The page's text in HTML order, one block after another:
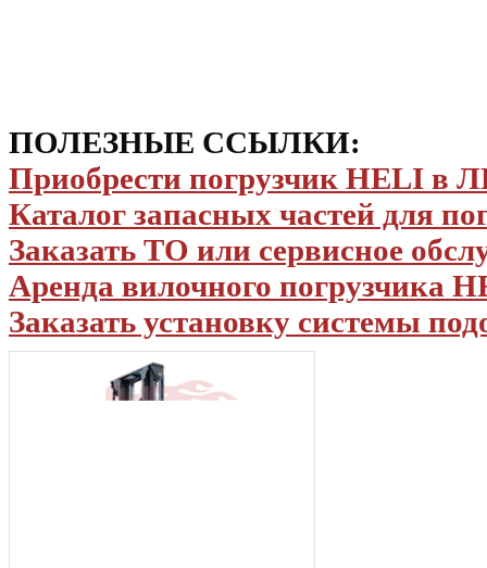
ПОЛЕЗНЫЕ ССЫЛКИ:
Приобрести погрузчик HELI в
Каталог запасных частей для
Заказать ТО или сервисное
Аренда вилочного погрузчика
Заказать установку системы